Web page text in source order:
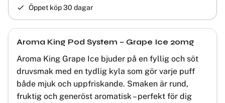
Öppet köp 30 dagar
Aroma King Pod System – Grape Ice 20mg
Aroma King Grape Ice bjuder på en fyllig och söt
druvsmak med en tydlig kyla som gör varje puff
både mjuk och uppfriskande. Smaken är rund,
fruktig och generöst aromatisk – perfekt för dig